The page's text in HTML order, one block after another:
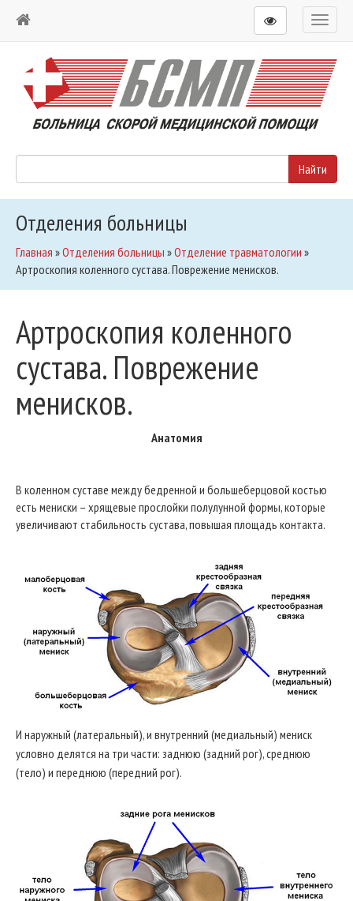
Toggle
Отделения больницы
Главная »Отделения больницы »Отделение травматологии »
Артроскопия коленного сустава. Поврежение менисков.
Артроскопия коленного
сустава. Поврежение
менисков.
Анатомия
В коленном суставе между бедренной и большеберцовой костью
есть мениски – хрящевые прослойки полулунной формы, которые
увеличивают стабильность сустава, повышая площадь контакта.
И наружный (латеральный), и внутренний (медиальный) мениск
условно делятся на три части: заднюю (задний рог), среднюю
(тело) и переднюю (передний рог).